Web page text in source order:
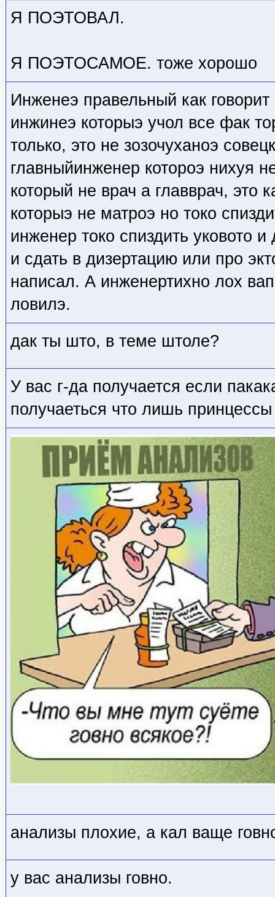
Я ПОЭТОВАЛ.
Я ПОЭТОСАМОЕ. тоже хорошо
Инженеэ правельный как
инжинеэ которыэ учол все фак
только, это не зозочуханоэ
главныйинженер котороэ нихуя
который не врач а главврач, это
которыэ не матроэ но токо
инженер токо спиздить уковото
и сдать в дизертацию или про
написал. А инженертихно лох
ловилэ.
дак ты што, в теме штоле?
У вас г-да получается если
получаеться что лишь
анализы плохие, а кал ваще
у вас анализы говно.